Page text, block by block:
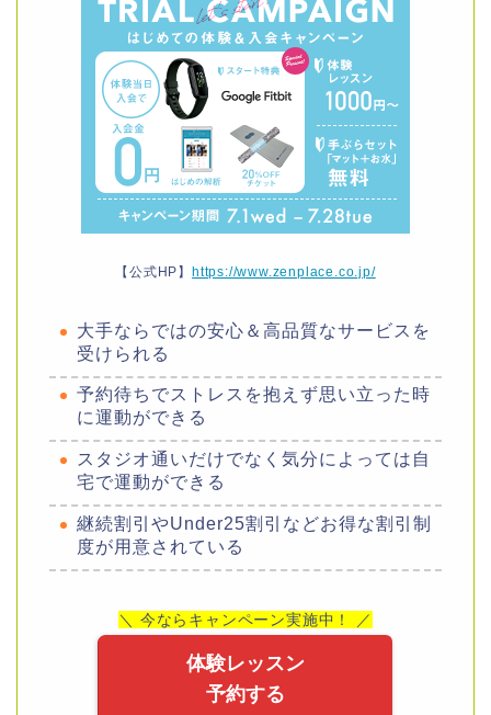
【公式HP】https://www.zenplace.co.jp/
大手ならではの安心＆高品質なサービスを
受けられる
予約待ちでストレスを抱えず思い立った時
に運動ができる
スタジオ通いだけでなく気分によっては自
宅で運動ができる
継続割引やUnder25割引などお得な割引制
度が用意されている
＼ 今ならキャンペーン実施中！ ／
体験レッスン
予約する